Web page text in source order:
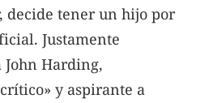
decide tener un hijo por
Justamente
John Harding,
y aspirante a